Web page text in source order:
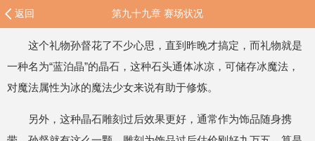
返回 第九十九章 赛场状况
这个礼物孙督花了不少心思，直到昨晚才搞定，而礼物就是
一种名为“蓝泊晶”的晶石，这种石头通体冰凉，可储存冰魔法，
对魔法属性为冰的魔法少女来说有助于修炼。
另外，这种晶石雕刻过后效果更好，通常作为饰品随身携